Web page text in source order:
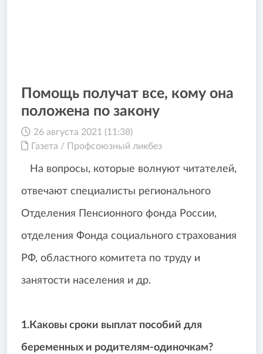
Помощь получат все, кому она
положена по закону
26 августа 2021 (11:38)
Газета / Профсоюзный ликбез
На вопросы, которые волнуют читателей,
отвечают специалисты регионального
Отделения Пенсионного фонда России,
отделения Фонда социального страхования
РФ, областного комитета по труду и
занятости населения и др.
1.Каковы сроки выплат пособий для
беременных и родителям-одиночкам?